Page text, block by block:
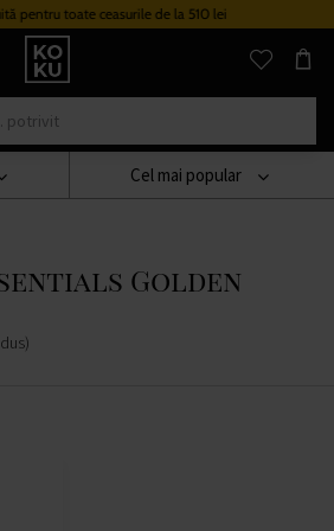
pentru toate ceasurile de la 510 lei
Parfumuri
ceasuri
originale
într-
singur
loc
NOUTĂȚI | Essentials
Golden
)
Cel mai popular